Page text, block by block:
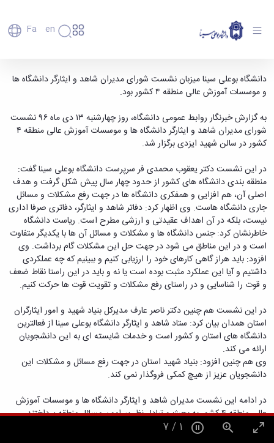
Fa En
دانشگاه
تاریخچه
معرفی
برنامه
راهبردی
دانشگاه
نقشه
دانشگاه
سازمان
دانشگاه
معاونت
توسعه
مدیریت
و
پشتیبانی
معاونت
آموزشی
و
تحصیلات
تکمیلی
معاونت
دانشجویی
معاونت
پژوهش
و
فناوری
معاونت
فرهنگی
اعضای
علمی
کارکنان
دانشجویان
فارغ
التحصیلان
پردیس
اصلی
مهندسی
کشاورزی
شیمی
و
علوم
نفت
علوم
انسانی
و
معماری
دامپزشکی
علوم
پایه
علوم
اقتصادی
و
اجتماعی
های
ارتباط
با ما
روابط
بین
الملل
(قدم
الآن)
Apply
Now
جلسه شورای مدیران شاهد و ایثارگر منطقه ۴ در
دانشگاه بوعلی سینا - دانشگاه بوعلی سینا همدان
دانشگاه بوعلی سینا میزبان نشست شورای مدیران شاهد و ایثارگر دانشگاه ها
و موسسات آموزش عالی منطقه ۴ کشور بود.
به گزارش خبرنگار روابط عمومی دانشگاه، روز چهارشنبه ۱۳ دی ماه ۹۶ نشست
شورای مدیران شاهد و ایثارگر دانشگاه ها و موسسات آموزش عالی منطقه ۴
کشور در سالن شهید ایزدی برگزار شد.
در این نشست دکتر یعقوب محمدی فر سرپرست دانشگاه بوعلی سینا گفت:
منطقه بندی دانشگاه های کشور از حدود چهار سال پیش شکل گرفت و هدف
اصلی آن، هم افزایی و همفکری دانشگاه ها در جهت رفع مشکلات و مسائل
جاری دانشگاه هاست. وی اظهار کرد: دفاتر شاهد و ایثارگر، دفاتری صرفا اداری
نیست، بلکه در آن اهداف عقیدتی و ارزشی مطرح است. ریاست دانشگاه
خاطرنشان کرد: جنس دانشگاه ها و مشکلات و مسائل آن ها با یکدیگر متفاوت
است و در این مناطق می شود در جهت حل این مشکلات گام برداشت. وی
افزود: باید هراز گاهی کارهای خود را ارزیابی کنیم و ببینیم که چه عملکردی
داشتیم و آیا این عملکرد مثبت بوده است یا نه و باید در این راستا نقاط ضعف
و قوت را شناسایی و در راستای رفع مشکلات و تقویت قوت ها حرکت کنیم.
در این نشست هم چنین دکتر ناصر عارف مدیرکل بنیاد شهید و امور ایثارگران
استان همدان بیان کرد: ستاد شاهد و ایثارگر دانشگاه بوعلی سینا از فعالترین
دانشگاه های استان و کشور است و خدمات شایسته ای به این دانشجویان
ارائه می کند.
وی هم چنین افزود: بنیاد شهید استان در جهت رفع مسائل و مشکلات این
دانشجویان عزیز از هیچ کمکی فروگذار نمی کند.
در ادامه این نشست مدیران شاهد و ایثارگر دانشگاه ها و موسسات آموزش
عالی منطقه ۴ کشور به بحث و تبادل نظر پیرامون مسائل منطقه پرداختند.
2
/
7